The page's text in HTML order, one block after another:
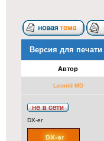
Версия для печати
Автор
Leonid MD
DX-er